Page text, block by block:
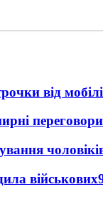
від
переговори
військових